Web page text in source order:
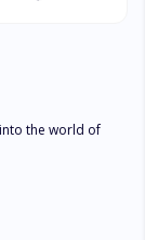
the world of